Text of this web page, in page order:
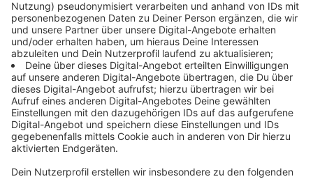
ausgesprochen werden.
Anzeige
Fake-Abmahnungen erkennen
Anzeige
Bei der aktuellen Abmahnwelle muss man zweimal
hinschauen, weil sie so gut gemacht ist, erklärt